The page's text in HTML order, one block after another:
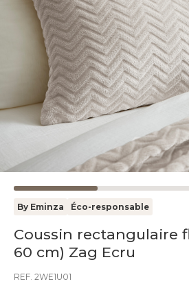
By Eminza Éco-responsable
Coussin rectangulaire
60 cm) Zag Ecru
REF. 2WE1U01